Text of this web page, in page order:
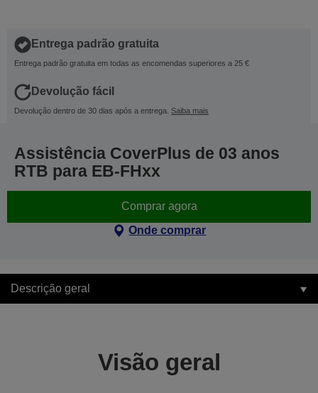
Entrega padrão gratuita
Entrega padrão gratuita em todas as encomendas superiores a 25 €
Devolução fácil
Devolução dentro de 30 dias após a entrega. Saiba mais
Assistência CoverPlus de 03 anos
RTB para EB-FHxx
Comprar agora
Onde comprar
Descrição geral
Visão geral